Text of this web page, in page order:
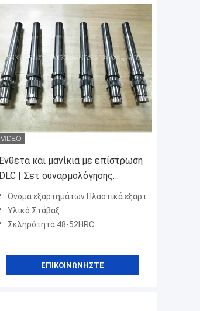
Ένθετα και μανίκια με επίστρωση
DLC | Σετ συναρμολόγησης
ακριβείας χαμηλής τριβής
Όνομα εξαρτημάτων:Πλαστικά εξαρτήματα καλουπιού
Υλικό:Στάβαξ
Σκληρότητα:48-52HRC
ΕΠΙΚΟΙΝΩΝΉΣΤΕ